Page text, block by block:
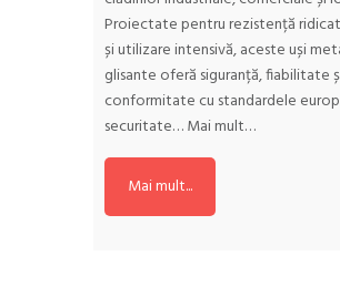
Proiectate pentru rezistență
și utilizare intensivă, aceste uși
glisante oferă siguranță, fiabilitate
conformitate cu standardele
securitate…Mai mult…
Mai mult...